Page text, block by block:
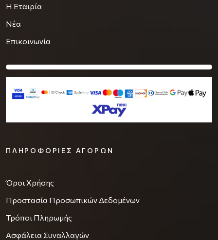
Η Εταιρία
Νέα
Επικοινωνία
ΠΛΗΡΟΦΟΡΊΕΣ ΑΓΟΡΏΝ
Όροι Χρήσης
Προστασία Προσωπικών Δεδομένων
Τρόποι Πληρωμής
Ασφάλεια Συναλλαγών